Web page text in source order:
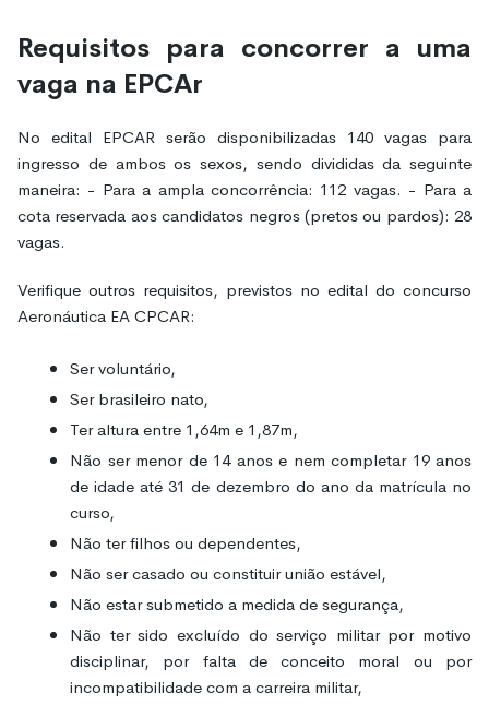
Requisitos para concorrer a uma
vaga na EPCAr
No edital EPCAR serão disponibilizadas 140 vagas para
ingresso de ambos os sexos, sendo divididas da seguinte
maneira: - Para a ampla concorrência: 112 vagas. - Para a
cota reservada aos candidatos negros (pretos ou pardos): 28
vagas.
Verifique outros requisitos, previstos no edital do concurso
Aeronáutica EA CPCAR:
Ser voluntário,
Ser brasileiro nato,
Ter altura entre 1,64m e 1,87m,
Não ser menor de 14 anos e nem completar 19 anos
de idade até 31 de dezembro do ano da matrícula no
curso,
Não ter filhos ou dependentes,
Não ser casado ou constituir união estável,
Não estar submetido a medida de segurança,
Não ter sido excluído do serviço militar por motivo
disciplinar, por falta de conceito moral ou por
incompatibilidade com a carreira militar,